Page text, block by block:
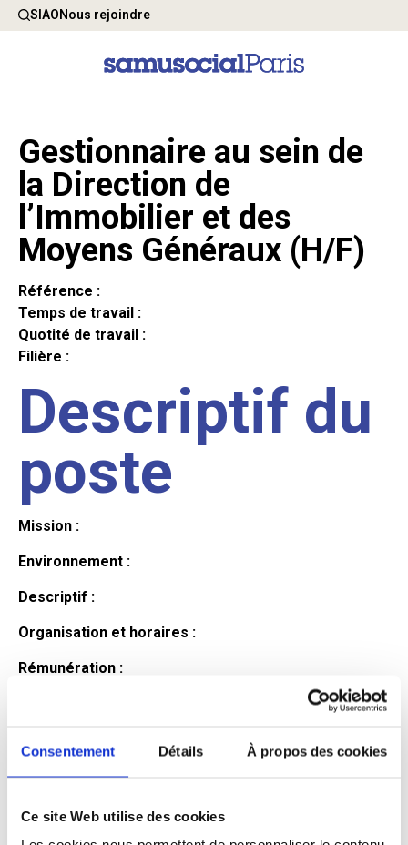
Consentement Détails À propos des cookies
Ce site Web utilise des cookies
SIAONous rejoindre
Gestionnaire au sein de
la Direction de
l’Immobilier et des
Moyens Généraux (H/F)
Référence :
Temps de travail :
Quotité de travail :
Filière :
Descriptif du
poste
Mission :
Environnement :
Descriptif :
Organisation et horaires :
Rémunération :
Profil du
candidat